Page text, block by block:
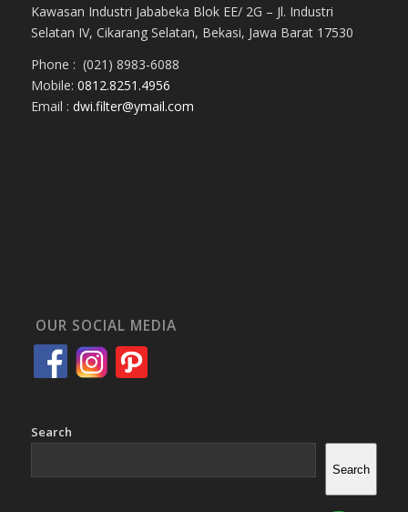
Kawasan Industri Jababeka Blok EE/ 2G – Jl. Industri
Selatan IV, Cikarang Selatan, Bekasi, Jawa Barat 17530
Phone : (021) 8983-6088
Mobile: 0812.8251.4956
Email : dwi.filter@ymail.com
OUR SOCIAL MEDIA
Search
Search